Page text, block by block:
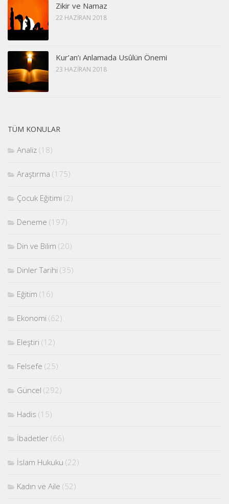
Zikir ve Namaz
22 HAZIRAN 2018
Kur’an’ı Anlamada Usûlün Önemi
23 HAZIRAN 2018
TÜM KONULAR
Analiz (18)
Araştırma (175)
Çocuk Eğitimi (2)
Deneme (197)
Din ve Bilim (20)
Dinler Tarihi (35)
Eğitim (16)
Ekonomi (62)
Eleştiri (12)
Felsefe (25)
Güncel (292)
Hadis (15)
İbadetler (66)
İslam Hukuku (22)
Kadın ve Aile (52)